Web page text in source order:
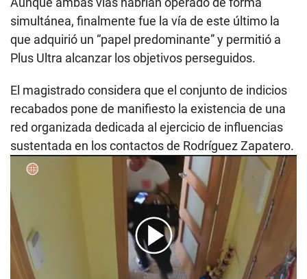
simultánea, finalmente fue la vía de este último la
que adquirió un “papel predominante” y permitió a
Plus Ultra alcanzar los objetivos perseguidos.
El magistrado considera que el conjunto de indicios
recabados pone de manifiesto la existencia de una
red organizada dedicada al ejercicio de influencias
sustentada en los contactos de Rodríguez Zapatero.